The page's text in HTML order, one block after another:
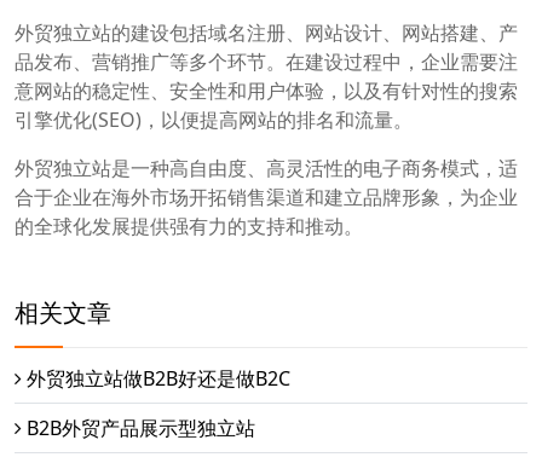
外贸独立站的建设包括域名注册、网站设计、网站搭建、产
品发布、营销推广等多个环节。在建设过程中，企业需要注
意网站的稳定性、安全性和用户体验，以及有针对性的搜索
引擎优化(SEO)，以便提高网站的排名和流量。
外贸独立站是一种高自由度、高灵活性的电子商务模式，适
合于企业在海外市场开拓销售渠道和建立品牌形象，为企业
的全球化发展提供强有力的支持和推动。
相关文章
外贸独立站做B2B好还是做B2C
B2B外贸产品展示型独立站